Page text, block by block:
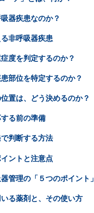
器疾患なのか？
非呼吸器疾患
度を判定するのか？
部位を特定するのか？
置は、どう決めるのか？
る前の準備
判断する方法
ントと注意点
管理の「５つのポイント」
る薬剤と、その使い方